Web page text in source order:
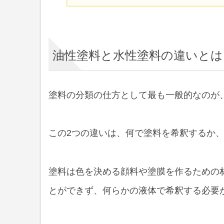
油性塗料と水性塗料の違
油性の中にも強溶剤と弱
油性塗料と水性塗料の違いと
塗料の分類の仕方として最も一般的なの
この2つの違いは、何で塗料を希釈するか
塗料は色を決める顔料や塗膜を作るため
とができず、何らかの液体で希釈する必要